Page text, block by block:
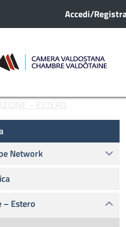
Menu
Accedi/
– ESTERO
ESTERO 2019
Network
– Estero